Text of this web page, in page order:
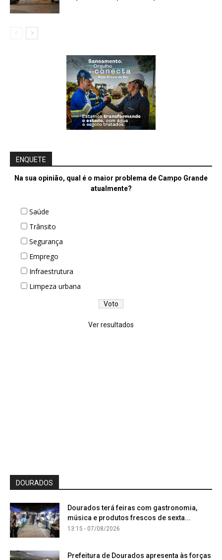
ENQUETE
Na sua opinião, qual é o maior problema de Campo Grande
atualmente?
Saúde
Trânsito
Segurança
Emprego
Infraestrutura
Limpeza urbana
Ver resultados
DOURADOS
Dourados terá feiras com gastronomia,
música e produtos frescos de sexta...
13:15 - 07/08/2026
Prefeitura de Dourados apresenta às forças